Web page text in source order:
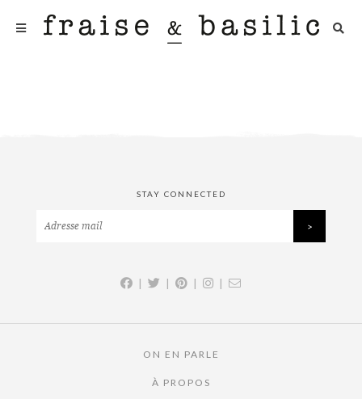
STAY CONNECTED
| | | |
ON EN PARLE
À PROPOS